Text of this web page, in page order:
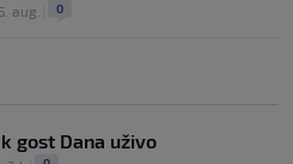
5. aug. 0
gost Dana uživo